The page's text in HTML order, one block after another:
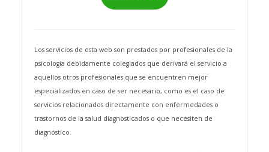
Los servicios de esta web son prestados por profesionales de la
psicología debidamente colegiados que derivará el servicio a
aquellos otros profesionales que se encuentren mejor
especializados en caso de ser necesario, como es el caso de
servicios relacionados directamente con enfermedades o
trastornos de la salud diagnosticados o que necesiten de
diagnóstico.